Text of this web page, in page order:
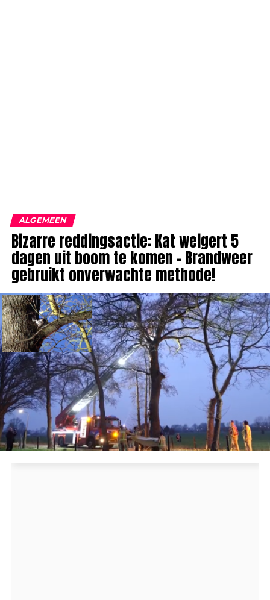
ALGEMEEN
Bizarre reddingsactie: Kat weigert 5
dagen uit boom te komen – Brandweer
gebruikt onverwachte methode!